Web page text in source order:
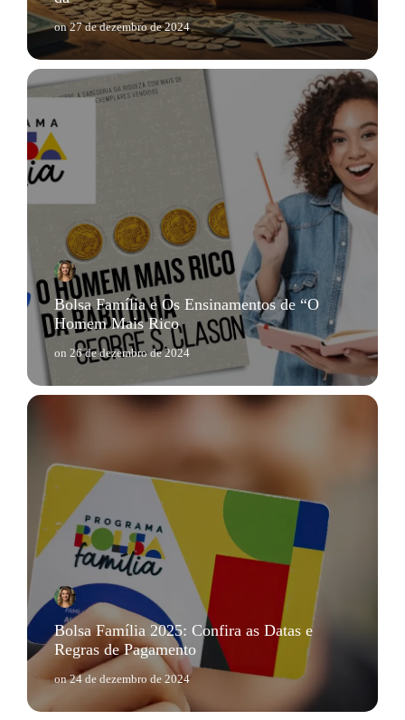
on27 de dezembro de 2024
Bolsa Família e Os Ensinamentos de “O
Homem Mais Rico
on 26 de dezembro de 2024
Bolsa Família 2025: Confira as Datas e
Regras de Pagamento
on24 de dezembro de 2024